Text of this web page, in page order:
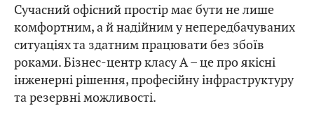
Сучасний офісний простір має бути не лише
комфортним, а й надійним у непередбачуваних
ситуаціях та здатним працювати без збоїв
роками. Бізнес-центр класу А – це про якісні
інженерні рішення, професійну інфраструктуру
та резервні можливості.